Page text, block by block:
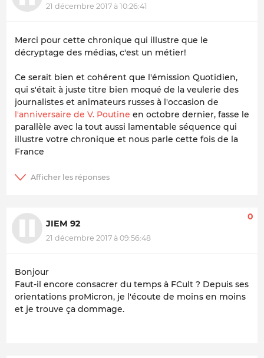
21 décembre 2017 à 10:26:41
Merci pour cette chronique qui illustre que le
décryptage des médias, c'est un métier!
Ce serait bien et cohérent que l'émission Quotidien,
qui s'était à juste titre bien moqué de la veulerie des
journalistes et animateurs russes à l'occasion de
l'anniversaire de V. Poutine en octobre dernier, fasse le
parallèle avec la tout aussi lamentable séquence qui
illustre votre chronique et nous parle cette fois de la
France
JIEM 92
21 décembre 2017 à 09:56:48
0
Bonjour
Faut-il encore consacrer du temps à FCult ? Depuis ses
orientations proMicron, je l'écoute de moins en moins
et je trouve ça dommage.